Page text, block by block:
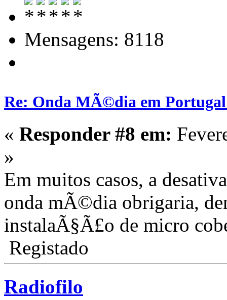
Mensagens: 8118
Re: Onda MÃ©dia em
« Responder #8 em:
»
Em muitos casos, a
onda mÃ©dia obrigaria,
instalaÃ§Ã£o de micro
Registado
Radiofilo